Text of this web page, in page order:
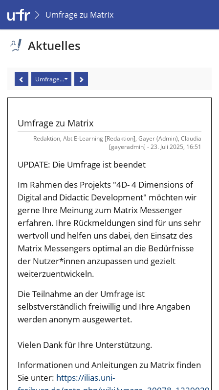
Umfrage zu Matrix
Aktuelles
Umfrage zu Matrix
Umfrage zu Matrix
Redaktion, Abt E-Learning [Redaktion], Gayer (Admin), Claudia
[gayeradmin] - 23. Juli 2025, 16:51
UPDATE: Die Umfrage ist beendet
Im Rahmen des Projekts "4D- 4 Dimensions of
Digital and Didactic Development" möchten wir
gerne Ihre Meinung zum Matrix Messenger
erfahren. Ihre Rückmeldungen sind für uns sehr
wertvoll und helfen uns dabei, den Einsatz des
Matrix Messengers optimal an die Bedürfnisse
der Nutzer*innen anzupassen und gezielt
weiterzuentwickeln.
Die Teilnahme an der Umfrage ist
selbstverständlich freiwillig und Ihre Angaben
werden anonym ausgewertet.
Vielen Dank für Ihre Unterstützung.
Informationen und Anleitungen zu Matrix finden
Sie unter: https://ilias.uni-